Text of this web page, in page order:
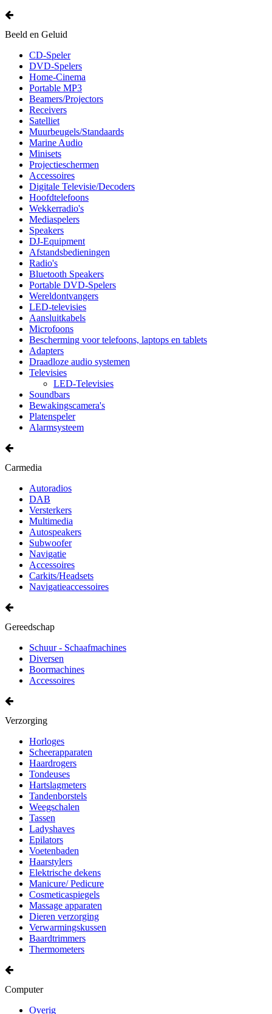
Beeld en Geluid
CD-Speler
DVD-Spelers
Home-Cinema
Portable MP3
Beamers/Projectors
Receivers
Satelliet
Muurbeugels/Standaards
Marine Audio
Minisets
Projectieschermen
Accessoires
Digitale Televisie/Decoders
Hoofdtelefoons
Wekkerradio's
Mediaspelers
Speakers
DJ-Equipment
Afstandsbedieningen
Radio's
Bluetooth Speakers
Portable DVD-Spelers
Wereldontvangers
LED-televisies
Aansluitkabels
Microfoons
Bescherming voor telefoons, laptops en tablets
Adapters
Draadloze audio systemen
Televisies
LED-Televisies
Soundbars
Bewakingscamera's
Platenspeler
Alarmsysteem
Carmedia
Autoradios
DAB
Versterkers
Multimedia
Autospeakers
Subwoofer
Navigatie
Accessoires
Carkits/Headsets
Navigatieaccessoires
Gereedschap
Schuur - Schaafmachines
Diversen
Boormachines
Accessoires
Verzorging
Horloges
Scheerapparaten
Haardrogers
Tondeuses
Hartslagmeters
Tandenborstels
Weegschalen
Tassen
Ladyshaves
Epilators
Voetenbaden
Haarstylers
Elektrische dekens
Manicure/ Pedicure
Cosmeticaspiegels
Massage apparaten
Dieren verzorging
Verwarmingskussen
Baardtrimmers
Thermometers
Computer
Overig